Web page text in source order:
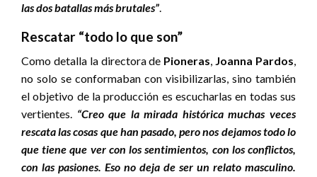
las dos batallas más brutales”.
Rescatar “todo lo que son”
Como detalla la directora de Pioneras, Joanna Pardos,
no solo se conformaban con visibilizarlas, sino también
el objetivo de la producción es escucharlas en todas sus
vertientes. “Creo que la mirada histórica muchas veces
rescata las cosas que han pasado, pero nos dejamos todo lo
que tiene que ver con los sentimientos, con los conflictos,
con las pasiones. Eso no deja de ser un relato masculino.